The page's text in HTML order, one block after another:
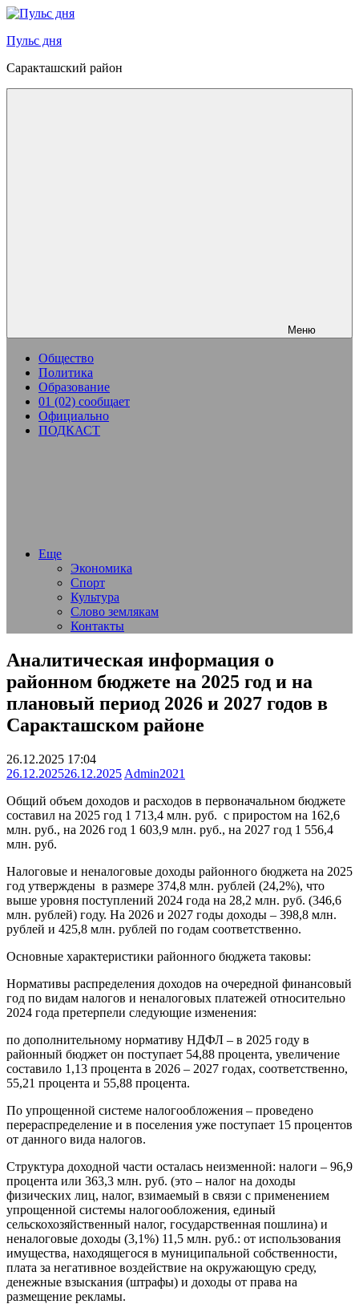
Перейти
содержимому
Пульс дня
Саракташский район
Меню
Общество
Политика
Образование
01 (02) сообщает
Официально
ПОДКАСТ
Еще
Экономика
Спорт
Культура
Слово землякам
Контакты
Аналитическая информация о
районном бюджете на 2025 год и на
плановый период 2026 и 2027 годов в
Саракташском районе
26.12.2025 17:04
26.12.202526.12.2025 Admin2021
Общий объем доходов и расходов в первоначальном бюджете
составил на 2025 год 1 713,4 млн. руб. с приростом на 162,6
млн. руб., на 2026 год 1 603,9 млн. руб., на 2027 год 1 556,4
млн. руб.
Налоговые и неналоговые доходы районного бюджета на 2025
год утверждены в размере 374,8 млн. рублей (24,2%), что
выше уровня поступлений 2024 года на 28,2 млн. руб. (346,6
млн. рублей) году. На 2026 и 2027 годы доходы – 398,8 млн.
рублей и 425,8 млн. рублей по годам соответственно.
Основные характеристики районного бюджета таковы:
Нормативы распределения доходов на очередной финансовый
год по видам налогов и неналоговых платежей относительно
2024 года претерпели следующие изменения:
по дополнительному нормативу НДФЛ – в 2025 году в
районный бюджет он поступает 54,88 процента, увеличение
составило 1,13 процента в 2026 – 2027 годах, соответственно,
55,21 процента и 55,88 процента.
По упрощенной системе налогообложения – проведено
перераспределение и в поселения уже поступает 15 процентов
от данного вида налогов.
Структура доходной части осталась неизменной: налоги – 96,9
процента или 363,3 млн. руб. (это – налог на доходы
физических лиц, налог, взимаемый в связи с применением
упрощенной системы налогообложения, единый
сельскохозяйственный налог, государственная пошлина) и
неналоговые доходы (3,1%) 11,5 млн. руб.: от использования
имущества, находящегося в муниципальной собственности,
плата за негативное воздействие на окружающую среду,
денежные взыскания (штрафы) и доходы от права на
размещение рекламы.